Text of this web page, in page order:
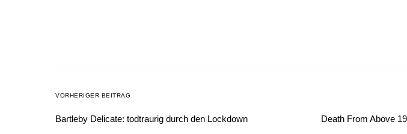
VORHERIGER BEITRAG
Bartleby Delicate: todtraurig durch den Lockdown Death From Above